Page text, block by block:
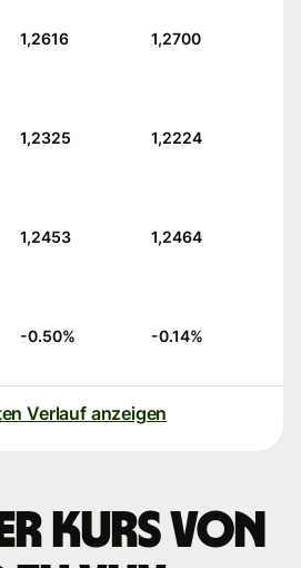
1,2616 1,2700
1,2325 1,2224
1,2453 1,2464
-0.50% -0.14%
Verlauf anzeigen
Kurs von